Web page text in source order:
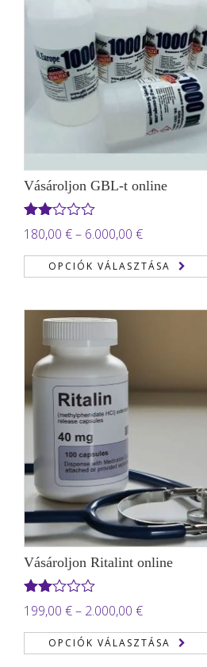
Vásároljon GBL-t online
Értékelés:
2.00
/ 5
180,00 €– 6.000,00 €Ártartomány:
180,00 €
-
OPCIÓK VÁLASZTÁSA
Vásároljon Ritalint online
Értékelés:
2.00
/ 5
199,00 €– 2.000,00 €Ártartomány:
199,00 €
-
OPCIÓK VÁLASZTÁSA